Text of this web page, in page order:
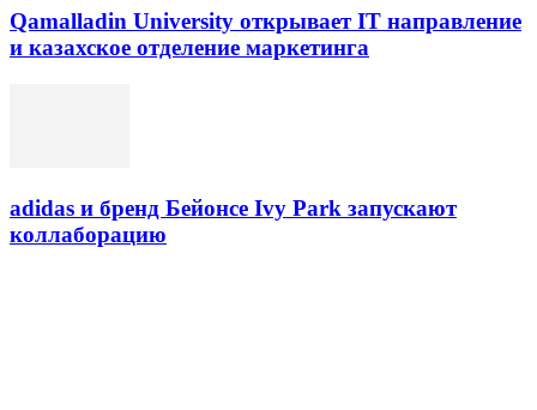
Qamalladin University открывает IT направление
и казахское отделение маркетинга
adidas и бренд Бейонсе Ivy Park запускают
коллаборацию